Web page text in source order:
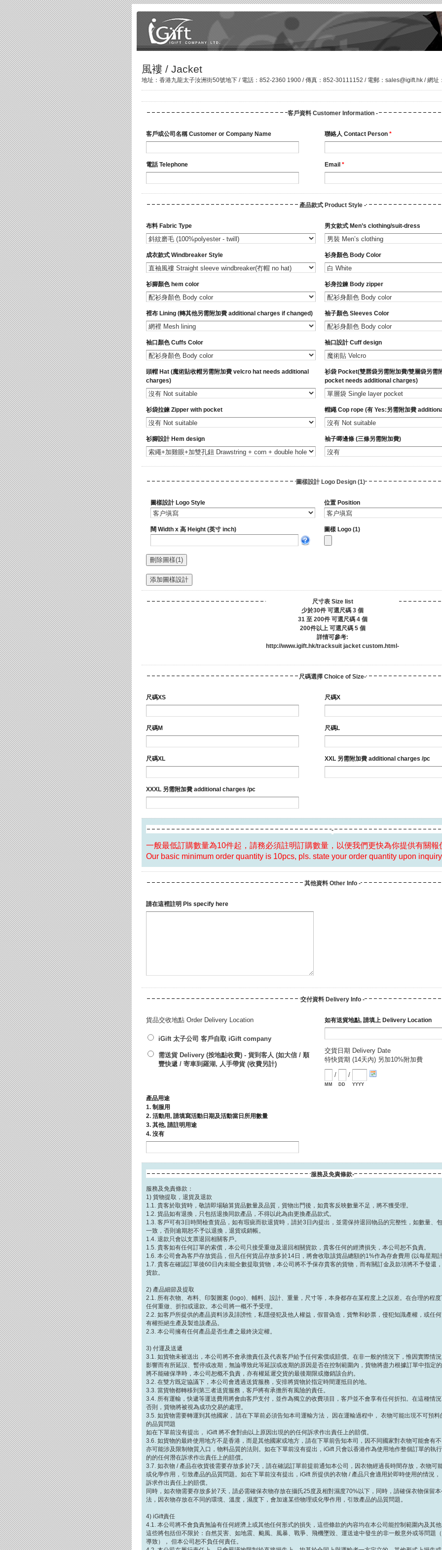
風褸 / Jacket
地址：香港九龍太子汝洲街50號地下 / 電話：852-2360 1900 / 傳真：852-30111152 / 電郵： sales@igift.hk / 網址
客戶資料 Customer Information -
客戶或公司名稱 Customer or Company Name 聯絡人 Contact Person *
電話 Telephone Email *
產品款式 Product Style -
布料 Fabric Type 男女款式 Men’s clothing/suit-dress
成衣款式 Windbreaker Style 衫身顏色 Body Color
衫腳顏色 hem color 衫身拉鍊 Body zipper
裡布 Lining (轉其他另需附加費 additional charges if changed) 袖子顏色 Sleeves Color
袖口顏色 Cuffs Color 袖口設計 Cuff design
頭帽 Hat (魔術貼收帽另需附加費 velcro hat needs additional
charges)
衫袋 Pocket(雙唇袋另需附加費/雙層袋另需
pocket needs additional charges)
衫袋拉鍊 Zipper with pocket 帽繩 Cop rope (有 Yes:另需附加費
衫腳設計 Hem design 袖子唧邊條 (三條另需附加費)
圖樣設計 Logo Design (1)
圖樣設計 Logo Style 位置 Position
闊 Width x 高 Height (英寸 inch) 圖樣 Logo (1)
尺寸表 Size list
少於30件 可選尺碼 3 個
31 至 200件 可選尺碼 4 個
200件以上 可選尺碼 5 個
詳情可參考:
http://www.igift.hk/tracksuit jacket custom.html-
尺碼選擇 Choice of Size-
尺碼XS 尺碼X
尺碼M 尺碼L
尺碼XL XXL 另需附加費 additional charges /pc
XXXL 另需附加費 additional charges /pc
-
一般最低訂購數量為10件起，請務必須註明訂購數量，以便我們更快為你提供有關報
Our basic minimum order quantity is 10pcs, pls. state your order quantity upon inquiry
其他資料 Other Info -
請在這裡註明 Pls specify here
交付資料 Delivery Info -
貨品交收地點 Order Delivery Location
iGift 太子公司 客戶自取 iGift company
需送貨 Delivery (按地點收費) - 貨到客人 (如大信 / 順
豐快遞 / 寄車到羅湖, 人手帶貨 (收費另計)
如有送貨地點, 請填上 Delivery Location
交貨日期 Delivery Date
特快貨期 (14天內) 另加10%附加費
/
MM
/
DD YYYY
產品用途
1. 制服用
2. 活動用, 請填寫活動日期及活動當日所用數量
3. 其他, 請註明用途
4. 沒有
服務及免責條款-
服務及免責條款：
1) 貨物提取，退貨及退款
1.1. 貴客於取貨時，敬請即場驗算貨品數量及品質，貨物出門後，如貴客反映數量不足，將不獲受理。
1.2. 貨品如有退換，只包括退換同款產品，不得以此為由更換產品款式。
1.3. 客戶可有3日時間檢查貨品，如有瑕疵而欲退貨時，請於3日內提出，並需保持退回物品的完整性，如數量、
一致，否則逾期恕不予以退換，退貨或銷帳。
1.4. 退款只會以支票退回相關客戶。
1.5. 貴客如有任何訂單的索償，本公司只接受重做及退回相關貨款，貴客任何的經濟損失，本公司恕不負責。
1.6. 本公司會為客戶存放貨品，但凡任何貨品存放多於14日，將會收取該貨品總額的1%作為存倉費用 (以每星期
1.7. 貴客在確認訂單後60日內未能全數提取貨物，本公司將不予保存貴客的貨物，而有關訂金及款項將不予發還
貨款。
2) 產品細節及提取
2.1. 所有衣物、布料、印製圖案 (logo)、輔料、設計、重量，尺寸等，本身都存在某程度上之誤差。在合理的程
任何重做、折扣或退款。本公司將一概不予受理。
2.2. 如客戶所提供的產品資料涉及誹謗性，私隱侵犯及他人權益，假冒偽造，貨幣和鈔票，侵犯知識產權，或任
有權拒絕生產及製造該產品。
2.3. 本公司擁有任何產品是否生產之最終決定權。
3) 付運及送遞
3.1. 如貨物未被送出，本公司將不會承擔責任及代表客戶給予任何索償或賠償。在非一般的情況下，惟因實際情
影響而有所延誤、暫停或改期，無論導致此等延誤或改期的原因是否在控制範圍內，貨物將盡力根據訂單中指定
將不能確保準時，本公司恕概不負責，亦有權延遲交貨的最後期限或撤銷該合約。
3.2. 在雙方既定協議下，本公司會透過送貨服務，安排將貨物於指定時間運抵目的地。
3.3. 當貨物都轉移到第三者送貨服務，客戶將有承擔所有風險的責任。
3.4. 所有運輸，快遞等運送費用將會由客戶支付，並作為獨立的收費項目，客戶並不會享有任何折扣。在這種情
否則，貨物將被視為成功交易的處理。
3.5. 如貨物需要轉運到其他國家， 請在下單前必須告知本司運輸方法， 因在運輸過程中， 衣物可能出現不可預
的品質問題
如在下單前沒有提出， iGift 將不會對由以上原因出現的的任何訴求作出責任上的賠償。
3.6. 如貨物的最終使用地方不是香港，而是其他國家或地方，請在下單前告知本司，因不同國家對衣物可能會有
亦可能涉及限制物質入口，物料品質的法則。如在下單前沒有提出，iGift 只會以香港作為使用地作整個訂單的執
的的任何潛在訴求作出責任上的賠償。
3.7. 如衣物 / 產品在收貨後需要存放多於7天，請在確認訂單前提前通知本公司，因衣物經過長時間存放，衣物可
或化學作用，引致產品的品質問題。如在下單前沒有提出，iGift 所提供的衣物 / 產品只會適用於即時使用的情況
訴求作出責任上的賠償。
同時，如衣物需要存放多於7天，請必需確保衣物存放在攝氏25度及相對濕度70%以下，同時，請確保衣物保留
法，因衣物存放在不同的環境、溫度，濕度下，會加速某些物理或化學作用，引致產品的品質問題。
4) iGift責任
4.1. 本公司將不會負責無論有任何經濟上或其他任何形式的損失，這些條款的內容均在本公司能控制範圍內及其
這些將包括但不限於：自然災害、如地震、颱風、風暴、戰爭、飛機墜毀、運送途中發生的非一般意外或等問題
導致）， 但本公司恕不負任何責任。